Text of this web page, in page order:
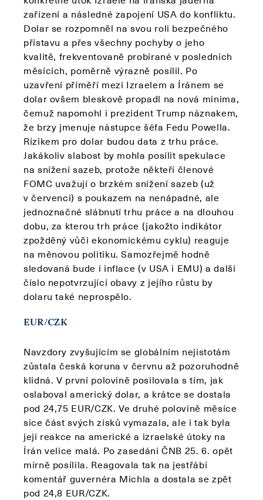
zařízení a následné zapojení USA do konfliktu.
Dolar se rozpomněl na svou roli bezpečného
přístavu a přes všechny pochyby o jeho
kvalitě, frekventovaně probírané v posledních
měsících, poměrně výrazně posílil. Po
uzavření příměří mezi Izraelem a Íránem se
dolar ovšem bleskově propadl na nová minima,
čemuž napomohl i prezident Trump náznakem,
že brzy jmenuje nástupce šéfa Fedu Powella.
Rizikem pro dolar budou data z trhu práce.
Jakákoliv slabost by mohla posílit spekulace
na snížení sazeb, protože někteří členové
FOMC uvažují o brzkém snížení sazeb (už
v červenci) s poukazem na nenápadné, ale
jednoznačné slábnutí trhu práce a na dlouhou
dobu, za kterou trh práce (jakožto indikátor
zpožděný vůči ekonomickému cyklu) reaguje
na měnovou politiku. Samozřejmě hodně
sledovaná bude i inflace (v USA i EMU) a další
číslo nepotvrzující obavy z jejího růstu by
dolaru také neprospělo.
EUR/CZK
Navzdory zvyšujícím se globálním nejistotám
zůstala česká koruna v červnu až pozoruhodně
klidná. V první polovině posilovala s tím, jak
oslaboval americký dolar, a krátce se dostala
pod 24,75 EUR/CZK. Ve druhé polovině měsíce
sice část svých zisků vymazala, ale i tak byla
její reakce na americké a izraelské útoky na
Írán velice malá. Po zasedání ČNB 25. 6. opět
mírně posílila. Reagovala tak na jestřábí
komentář guvernéra Michla a dostala se zpět
pod 24,8 EUR/CZK.